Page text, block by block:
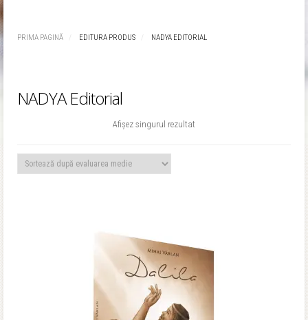
PRIMA PAGINĂ EDITURA PRODUS NADYA EDITORIAL
NADYA Editorial
Afișez singurul rezultat